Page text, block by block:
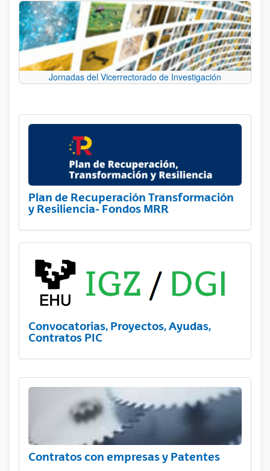
Jornadas del Vicerrectorado de Investigación
Plan de Recuperación Transformación
y Resiliencia- Fondos MRR
Convocatorias, Proyectos, Ayudas,
Contratos PIC
Contratos con empresas y Patentes